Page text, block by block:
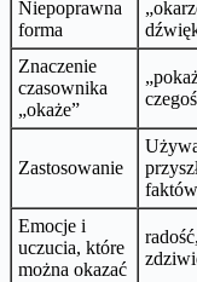
Niepoprawna
forma
Znaczenie
czasownika
„okaże”
Zastosowanie
Emocje i
uczucia, które
można okazać